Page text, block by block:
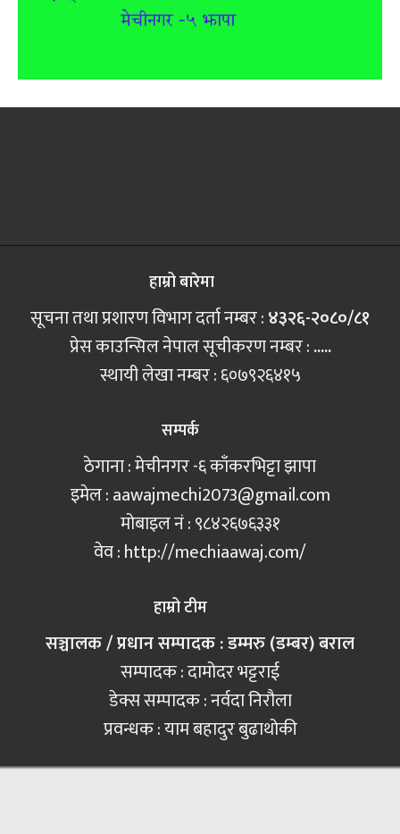
हाम्रो बारेमा
सूचना तथा प्रशारण विभाग दर्ता नम्बर :४३२६-२०८०/८१
प्रेस काउन्सिल नेपाल सूचीकरण नम्बर :.....
स्थायी लेखा नम्बर : ६०७९२६४१५
सम्पर्क
ठेगाना : मेचीनगर -६ काँकरभिट्टा झापा
इमेल :aawajmechi2073@gmail.com
मोबाइल नं‍ : ९८४२६७६३३१
वेव : http://mechiaawaj.com/
हाम्रो टीम
सञ्चालक / प्रधान सम्पादक : डम्मरु (डम्बर) बराल
सम्पादक : दामोदर भट्टराई
डेक्स सम्पादक : नर्वदा निरौला
प्रवन्धक : याम बहादुर बुढाथोकी